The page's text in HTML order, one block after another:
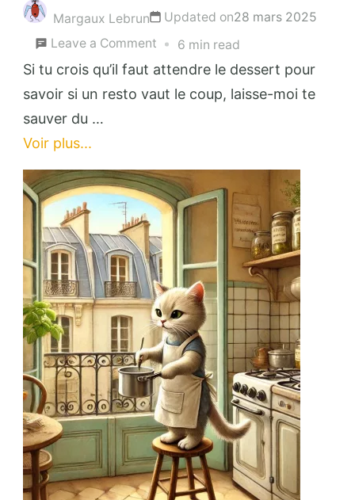
Margaux Lebrun Updated on28 mars 2025
Leave a Comment on
18
choses
de
juger
(très)
vite
un
resto…
6 min read
Si tu crois qu’il faut attendre le dessert pour
savoir si un resto vaut le coup, laisse-moi te
sauver du …
Voir plus...